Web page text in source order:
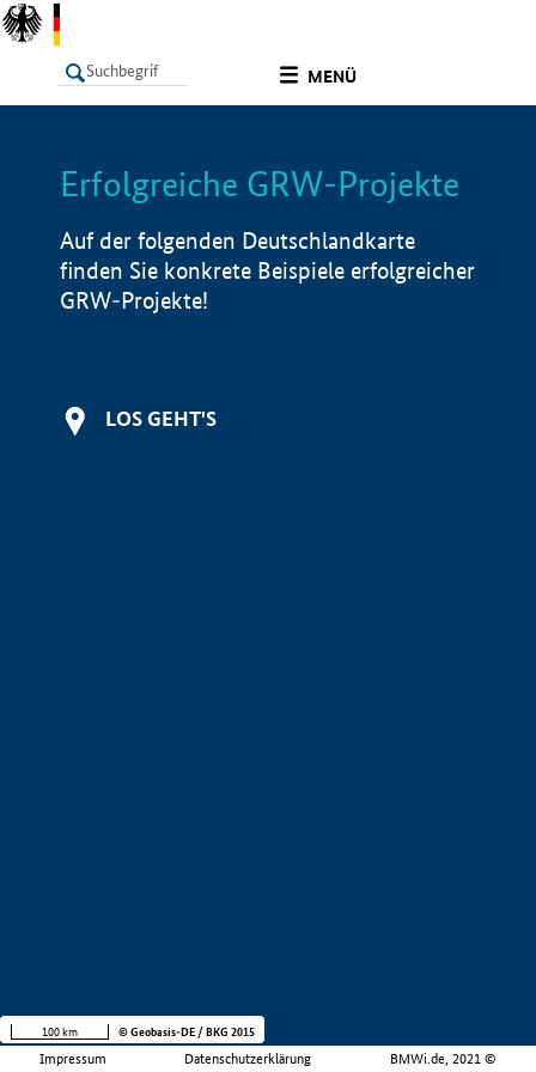
MENÜ
LISTE Info
Erfolgreiche GRW-Projekte
Auf der folgenden Deutschlandkarte
finden Sie konkrete Beispiele erfolgreicher
GRW-Projekte!
LOS GEHT'S
Impressum Datenschutzerklärung BMWi.de, 2021 ©
100 km © Geobasis-DE / BKG 2015